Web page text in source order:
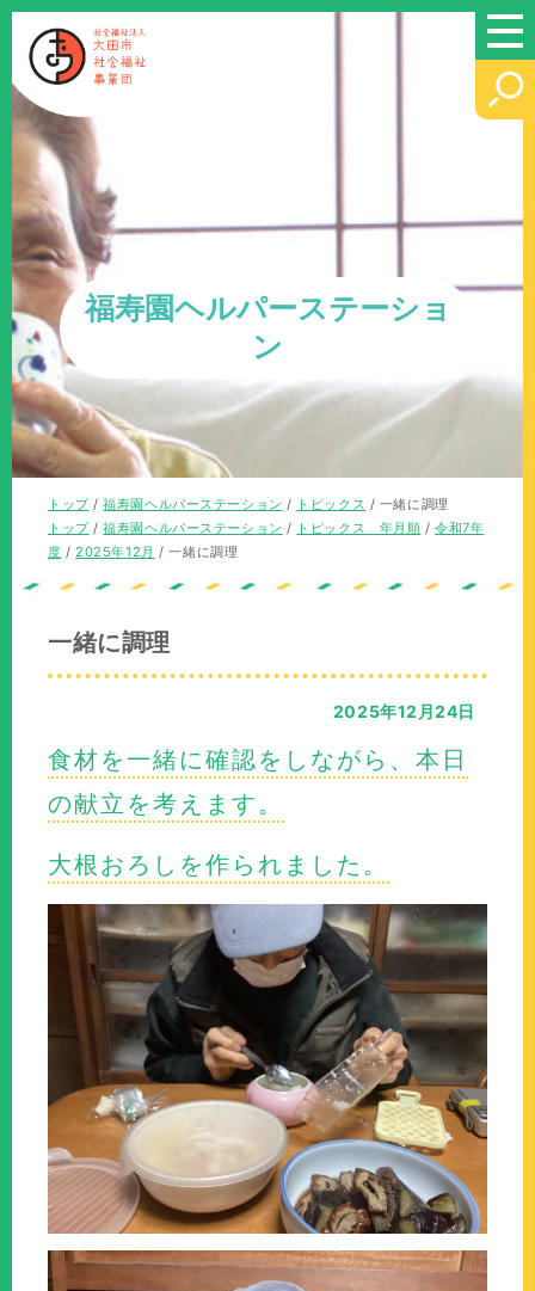
このページの本文へ
福寿園ヘルパーステーショ
ン
現
在
の
トップ/福寿園ヘルパーステーション / トピックス / 一緒に調理
現
在
トップ/福寿園ヘルパーステーション / トピックス 年月順 /令和7年
度 /2025年12月 /一緒に調理
一緒に調理
2025年12月24日
食材を一緒に確認をしながら、本日
の献立を考えます。
大根おろしを作られました。